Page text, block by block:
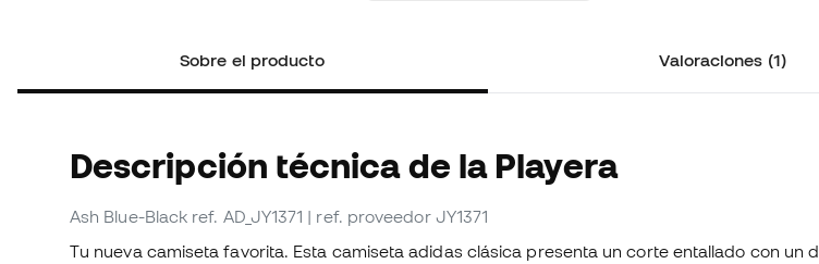
Sobre el producto Valoraciones (1)
Descripción técnica de la Playera
Ash Blue-Black ref. AD_JY1371 | ref. proveedor JY1371
Tu nueva camiseta favorita. Esta camiseta adidas clásica presenta un corte entallado con un